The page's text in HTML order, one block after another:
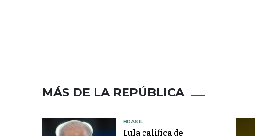
MÁS DE LA REPÚBLICA
BRASIL
Lula califica de